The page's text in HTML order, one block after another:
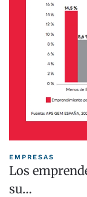
EMPRESAS
Los
su…